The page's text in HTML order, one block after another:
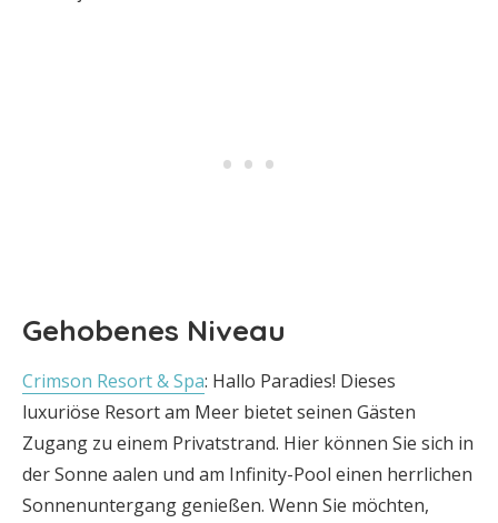
Gehobenes Niveau
Crimson Resort & Spa: Hallo Paradies! Dieses
luxuriöse Resort am Meer bietet seinen Gästen
Zugang zu einem Privatstrand. Hier können Sie sich in
der Sonne aalen und am Infinity-Pool einen herrlichen
Sonnenuntergang genießen. Wenn Sie möchten,